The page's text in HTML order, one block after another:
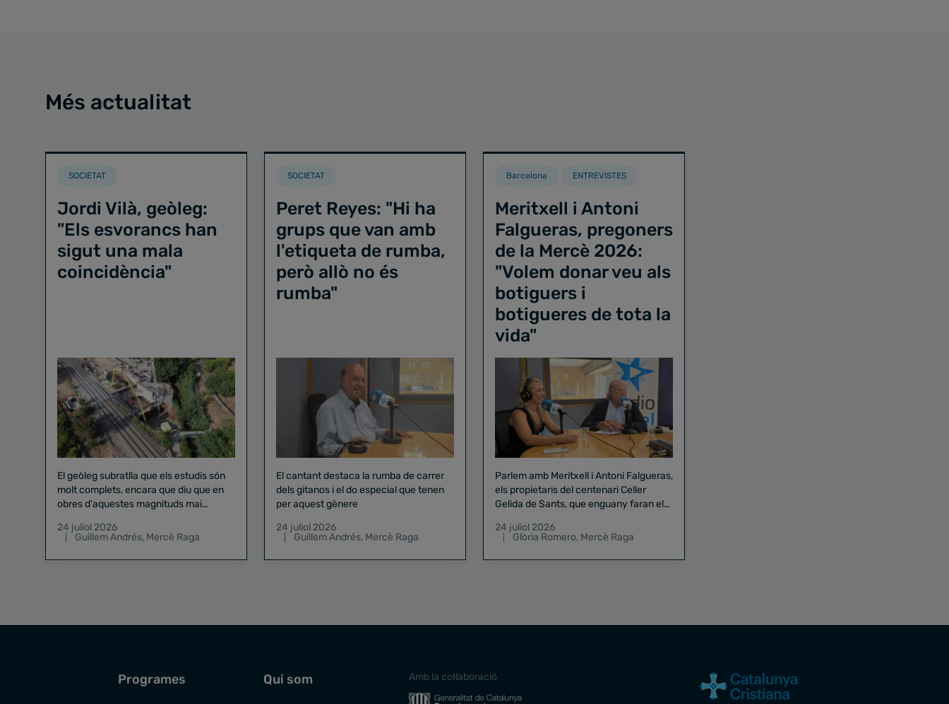
Més actualitat
SOCIETAT
Jordi Vilà, geòleg:
"Els esvorancs han
sigut una mala
coincidència"
El geòleg subratlla que els estudis són
molt complets, encara que diu que en
obres d'aquestes magnituds mai
24 juliol 2026
Guillem Andrés, Mercè Raga
SOCIETAT
Peret Reyes: "Hi ha
grups que van amb
l'etiqueta de rumba,
però allò no és
rumba"
El cantant destaca la rumba de carrer
dels gitanos i el do especial que tenen
per aquest gènere
24 juliol 2026
Guillem Andrés, Mercè Raga
Barcelona ENTREVISTES
Meritxell i Antoni
Falgueras, pregoners
de la Mercè 2026:
"Volem donar veu als
botiguers i
botigueres de tota la
vida"
Parlem amb Meritxell i Antoni Falgueras,
els propietaris del centenari Celler
Gelida de Sants, que enguany faran el
24 juliol 2026
Glòria Romero, Mercè Raga
Programes Qui som Amb la col·laboració